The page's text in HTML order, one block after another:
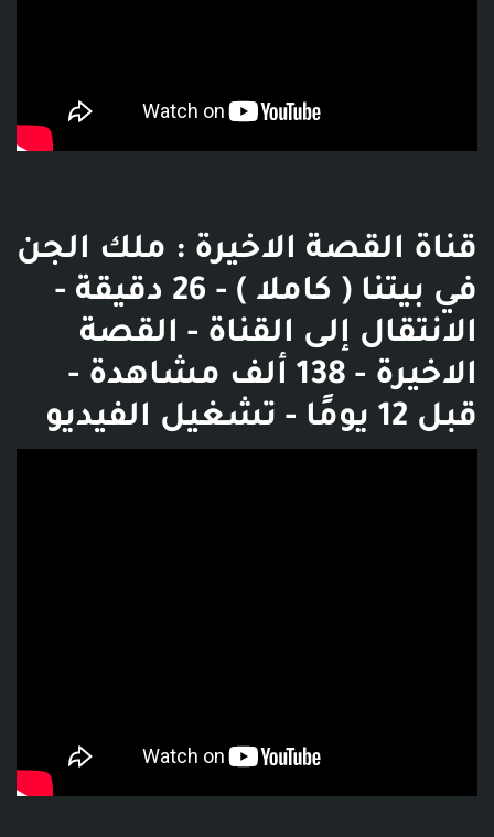
قناة القصة الاخيرة : ملك الجن
في بيتنا ( كاملا ) - 26 دقيقة -
الانتقال إلى القناة - القصة
الاخيرة - 138 ألف مشاهدة -
قبل 12 يومًا - تشغيل الفيديو